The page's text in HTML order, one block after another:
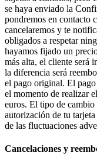
se haya enviado la
pondremos en contacto
cancelaremos y te
obligados a respetar
hayamos fijado un
más alta, el cliente será
la diferencia será
el pago original. El pago
el momento de realizar
euros. El tipo de
autorización de tu
de las fluctuaciones
Cancelaciones y